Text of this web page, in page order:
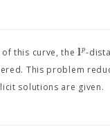
of this curve, thelp-
This problem
solutions are given.